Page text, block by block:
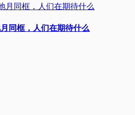
同框，人们在期待什么